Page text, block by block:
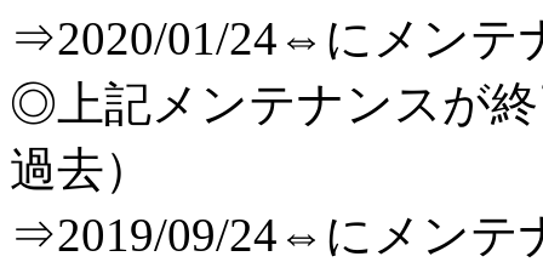
⇒2020/01/24⇔にメンテ
◎上記メンテナンスが
過去）
⇒2019/09/24⇔にメンテ